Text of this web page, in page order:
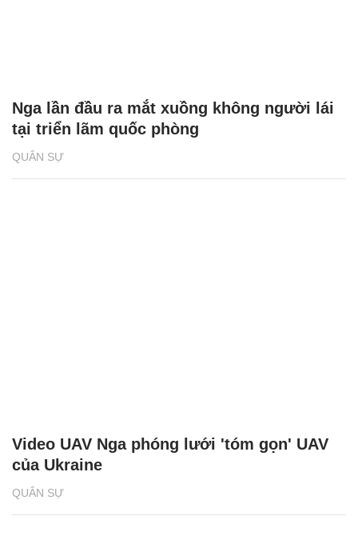
QUÂN SỰ
Nga lần đầu ra mắt xuồng không người lái
tại triển lãm quốc phòng
QUÂN SỰ
Video UAV Nga phóng lưới 'tóm gọn' UAV
của Ukraine